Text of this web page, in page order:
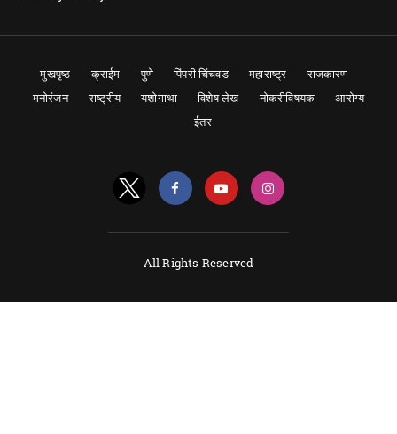
मुखपृष्ठ क्राईम पुणे पिंपरी चिंचवड महाराष्ट्र
राजकारण
मनोरंजन
राष्ट्रीय यशोगाथा विशेष लेख नोकरीविषयक
आरोग्य
ईतर
All Rights Reserved